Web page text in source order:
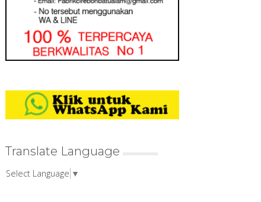
Translate Language
Select Language ▼